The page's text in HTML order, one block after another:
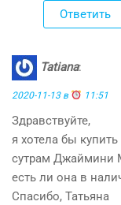
Ответить
Tatiana:
2020-11-13 в 11:51
Здравствуйте,
я хотела бы
сутрам Джаймини
есть ли она в
Спасибо, Татьяна